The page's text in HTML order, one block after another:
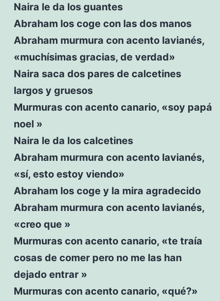
Naira le da los guantes
Abraham los coge con las dos manos
Abraham murmura con acento lavianés,
«muchísimas gracias, de verdad»
Naira saca dos pares de calcetines
largos y gruesos
Murmuras con acento canario, «soy papá
noel »
Naira le da los calcetines
Abraham murmura con acento lavianés,
«sí, esto estoy viendo»
Abraham los coge y la mira agradecido
Abraham murmura con acento lavianés,
«creo que »
Murmuras con acento canario, «te traía
cosas de comer pero no me las han
dejado entrar »
Murmuras con acento canario, «qué?»